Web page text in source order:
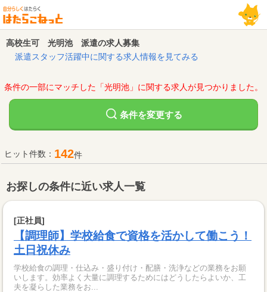
高校生可 光明池 派遣の求人募集
派遣スタッフ活躍中に関する求人情報を見てみる
条件の一部にマッチした「光明池」に関する求人が見つかりました。
条件を変更する
ヒット件数： 142件
お探しの条件に近い求人一覧
[正社員]
【調理師】学校給食で資格を活かして働こう！
土日祝休み
学校給食の調理・仕込み・盛り付け・配膳・洗浄などの業務をお願
いします。効率よく大量に調理するためにはどうしたらよいか、工
夫を凝らした業務をお...